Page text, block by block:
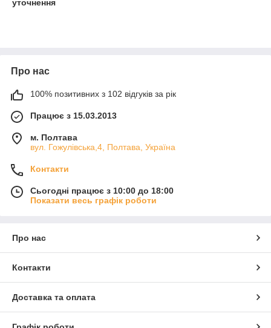
уточнення
Про нас
100% позитивних з 102 відгуків за рік
Працює з 15.03.2013
м. Полтава
вул. Гожулівська,4, Полтава, Україна
Контакти
Сьогодні працює з 10:00 до 18:00
Показати весь графік роботи
Про нас
Контакти
Доставка та оплата